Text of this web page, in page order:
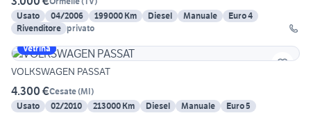
Usato
04/2006 199000 Km Diesel Manuale
Euro 4
Rivenditore privato
Vetrina
VOLKSWAGEN PASSAT
4.300 €Cesate(MI)
Usato
02/2010 213000 Km Diesel Manuale Euro 5